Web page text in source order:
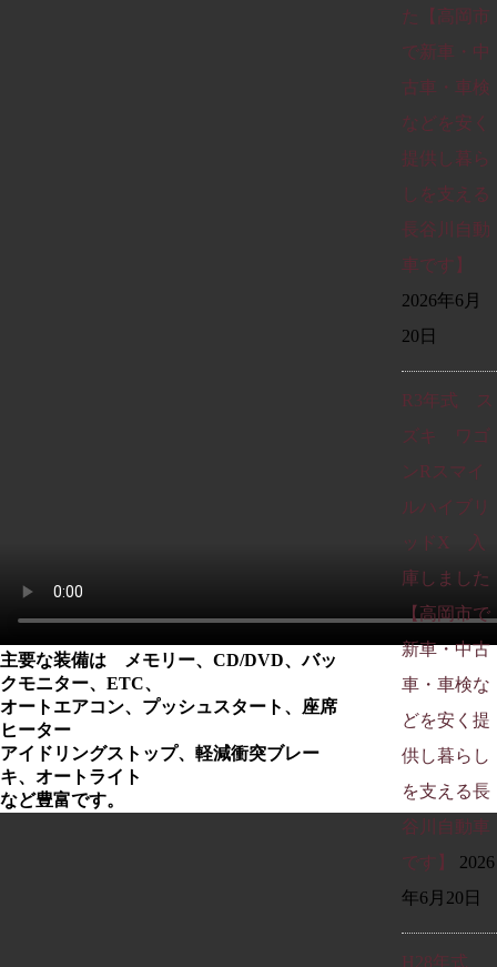
主要な装備は メモリー、CD/DVD、バッ
クモニター、ETC、
オートエアコン、プッシュスタート、 座席
ヒーター
アイドリングストップ、軽減衝突ブレー
キ、オートライト
など豊富です。
た【高岡市
で新車・中
古車・車検
などを安く
提供し暮ら
しを支える
長谷川自動
車です】
2026年6月
20日
R3年式 ス
ズキ ワゴ
ンRスマイ
ルハイブリ
ッドX 入
庫しました
【高岡市で
新車・中古
車・車検な
どを安く提
供し暮らし
を支える長
谷川自動車
です】
2026
年6月20日
H28年式